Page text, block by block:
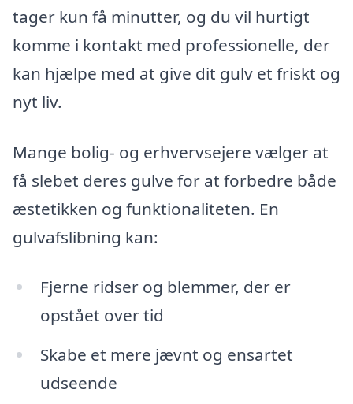
tager kun få minutter, og du vil hurtigt
komme i kontakt med professionelle, der
kan hjælpe med at give dit gulv et friskt og
nyt liv.
Mange bolig- og erhvervsejere vælger at
få slebet deres gulve for at forbedre både
æstetikken og funktionaliteten. En
gulvafslibning kan:
Fjerne ridser og blemmer, der er
opstået over tid
Skabe et mere jævnt og ensartet
udseende